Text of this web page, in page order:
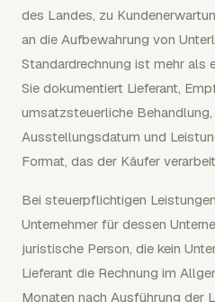
des Landes, zu
an die Aufbewahrung von
Standardrechnung ist mehr als
Sie dokumentiert Lieferant,
umsatzsteuerliche Behandlung,
Ausstellungsdatum und
Format, das der Käufer
Bei steuerpflichtigen
Unternehmer für dessen
juristische Person, die kein
Lieferant die Rechnung im
Monaten nach Ausführung der